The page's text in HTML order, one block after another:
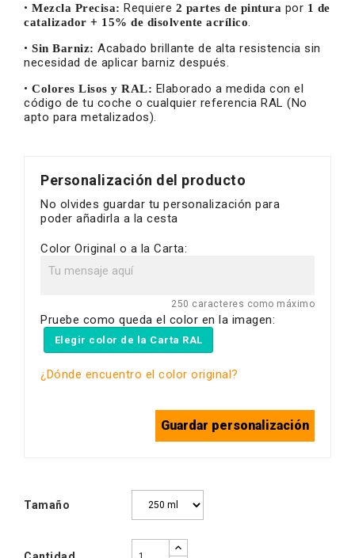
• Mezcla Precisa: Requiere 2 partes de pintura por 1 de
catalizador + 15% de disolvente acrílico.
• Sin Barniz: Acabado brillante de alta resistencia sin
necesidad de aplicar barniz después.
• Colores Lisos y RAL: Elaborado a medida con el
código de tu coche o cualquier referencia RAL (No
apto para metalizados).
Personalización del producto
No olvides guardar tu personalización para
poder añadirla a la cesta
Color Original o a la Carta:
250 caracteres como máximo
Pruebe como queda el color en la imagen:
Elegir color de la Carta RAL
¿Dónde encuentro el color original?
Guardar personalización
Tamaño